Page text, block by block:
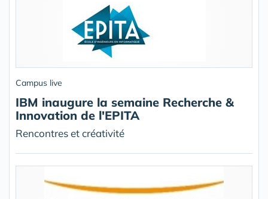
Campus live
IBM inaugure la semaine Recherche &
Innovation de l'EPITA
Rencontres et créativité